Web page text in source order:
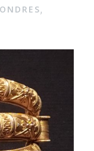
,